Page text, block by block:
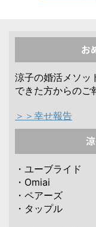
お
涼子の婚活メソッ
できた方からのご
＞＞幸せ報告
・ユーブライド
・Omiai
・ペアーズ
・タップル